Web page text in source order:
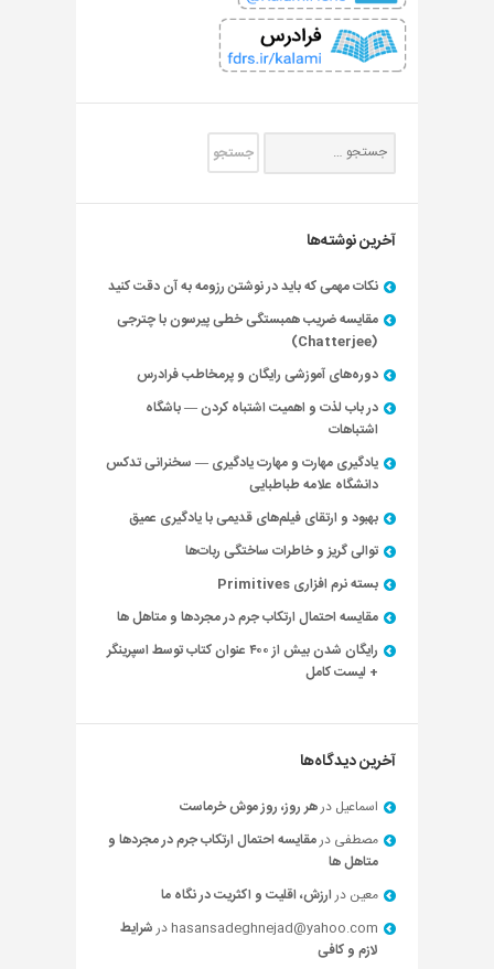
آخرین نوشته‌ها
نکات مهمی که باید در نوشتن رزومه به آن دقت کنید
مقایسه ضریب همبستگی خطی پیرسون با چترجی
(Chatterjee)
دوره‌های آموزشی رایگان و پرمخاطب فرادرس
در باب لذت و اهمیت اشتباه کردن — باشگاه
اشتباهات
یادگیری مهارت و مهارت یادگیری — سخنرانی تدکس
دانشگاه علامه طباطبایی
بهبود و ارتقای فیلم‌های قدیمی با یادگیری عمیق
توالی گریز و خاطرات ساختگی ربات‌ها
بسته نرم افزاری Primitives
مقایسه احتمال ارتکاب جرم در مجردها و متاهل ها
رایگان شدن بیش از ۴۰۰ عنوان کتاب توسط اسپرینگر
+ لیست کامل
آخرین دیدگاه‌ها
اسماعیل درهر روز، روز موش خرماست
مصطفی درمقایسه احتمال ارتکاب جرم در مجردها و
متاهل ها
معین درارزش، اقلیت و اکثریت در نگاه ما
hasansadeghnejad@yahoo.com درشرایط
لازم و کافی